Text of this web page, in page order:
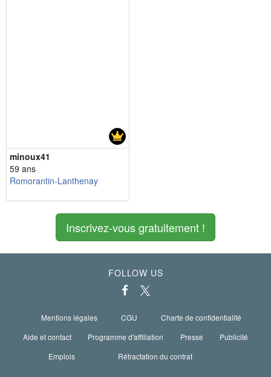
minoux41
59 ans
Romorantin-Lanthenay
Inscrivez-vous gratuitement !
FOLLOW US
Mentions légales CGU
Charte de confidentialité
Aide et contact
Programme d'affiliation Presse
Publicité
Emplois
Rétractation du contrat